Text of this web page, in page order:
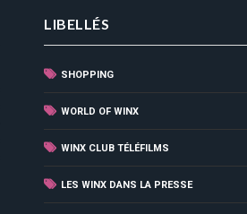
LIBELLÉS
SHOPPING
WORLD OF WINX
WINX CLUB TÉLÉFILMS
LES WINX DANS LA PRESSE